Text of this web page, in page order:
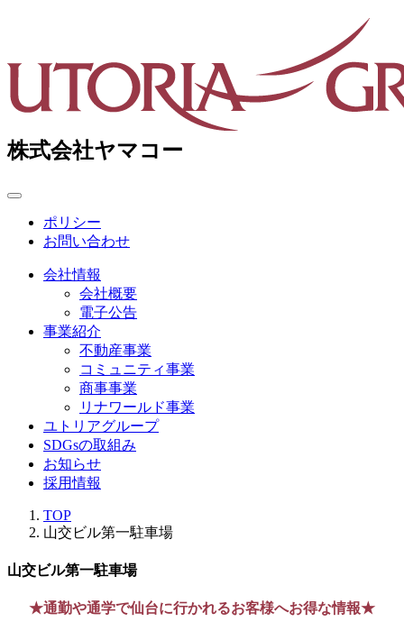
株式会社ヤマコー
Toggle
navigationポリシー
お問い合わせ
会社情報
会社概要
電子公告
事業紹介
不動産事業
コミュニティ事業
商事事業
リナワールド事業
ユトリアグループ
SDGsの取組み
お知らせ
採用情報
TOP
山交ビル第一駐車場
山交ビル第一駐車場
★通勤や通学で仙台に行かれるお客様へお得な情報★